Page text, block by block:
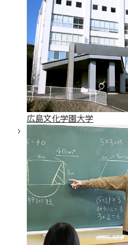
広島文化学園大学